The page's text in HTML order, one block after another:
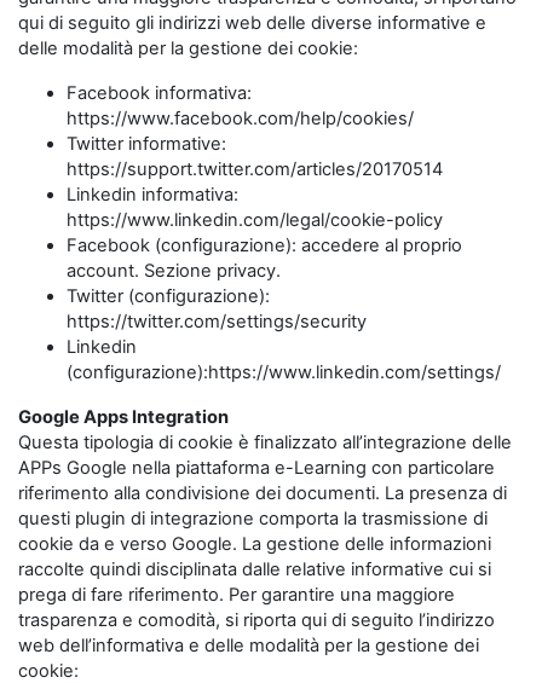
qui di seguito gli indirizzi web delle diverse informative e
delle modalità per la gestione dei cookie:
Facebook informativa:
https://www.facebook.com/help/cookies/
Twitter informative:
https://support.twitter.com/articles/20170514
Linkedin informativa:
https://www.linkedin.com/legal/cookie-policy
Facebook (configurazione): accedere al proprio
account. Sezione privacy.
Twitter (configurazione):
https://twitter.com/settings/security
Linkedin
(configurazione):https://www.linkedin.com/settings/
Google Apps Integration
Questa tipologia di cookie è finalizzato all’integrazione delle
APPs Google nella piattaforma e-Learning con particolare
riferimento alla condivisione dei documenti. La presenza di
questi plugin di integrazione comporta la trasmissione di
cookie da e verso Google. La gestione delle informazioni
raccolte quindi disciplinata dalle relative informative cui si
prega di fare riferimento. Per garantire una maggiore
trasparenza e comodità, si riporta qui di seguito l’indirizzo
web dell’informativa e delle modalità per la gestione dei
cookie: